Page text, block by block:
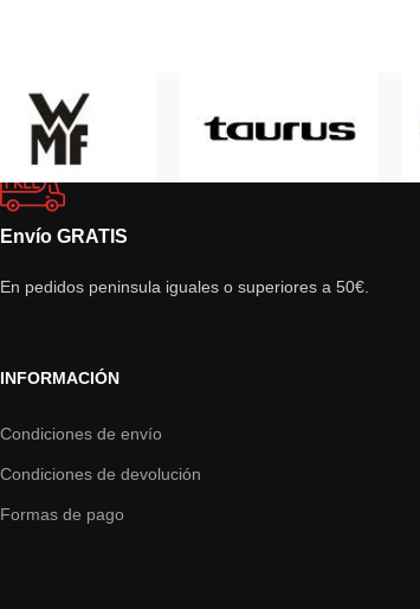
Envío GRATIS
En pedidos peninsula iguales o superiores a 50€.
INFORMACIÓN
Condiciones de envío
Condiciones de devolución
Formas de pago